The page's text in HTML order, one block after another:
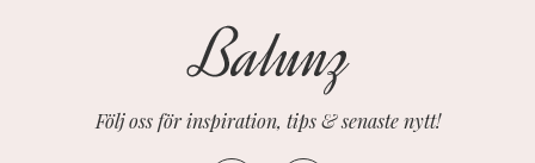
Följ oss för inspiration, tips & senaste nytt!